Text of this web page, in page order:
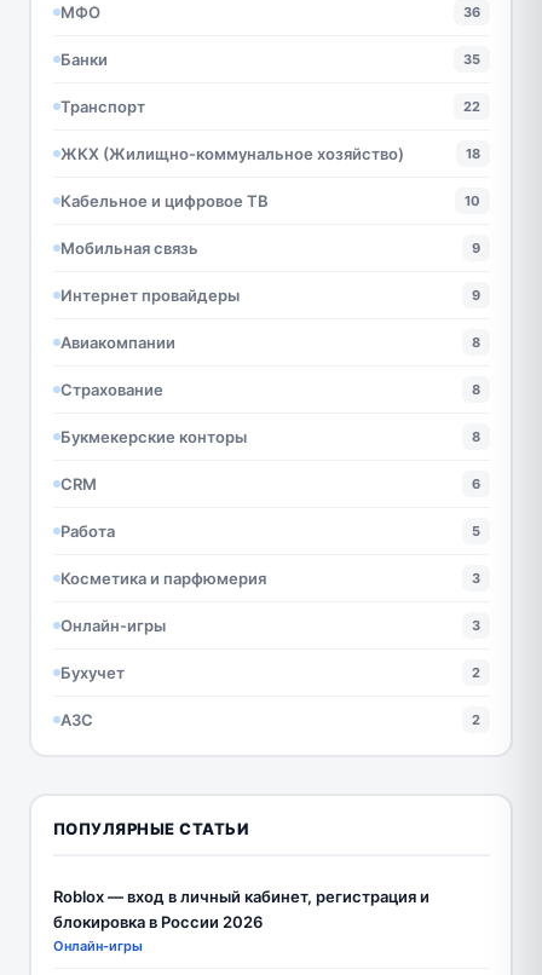
МФО 36
Банки 35
Транспорт 22
ЖКХ (Жилищно-коммунальное хозяйство) 18
Кабельное и цифровое ТВ 10
Мобильная связь 9
Интернет провайдеры 9
Авиакомпании 8
Страхование 8
Букмекерские конторы 8
CRM 6
Работа 5
Косметика и парфюмерия 3
Онлайн-игры 3
Бухучет 2
АЗС 2
ПОПУЛЯРНЫЕ СТАТЬИ
Roblox — вход в личный кабинет, регистрация и
блокировка в России 2026
Онлайн-игры